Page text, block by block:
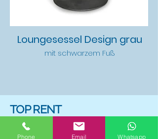
Loungesessel Design grau
mit schwarzem Fuß
TOP RENT
Meesmannstrasse 109-111
Phone Email Whatsapp